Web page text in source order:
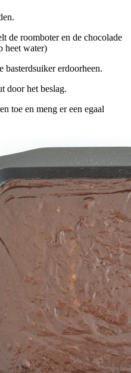
de roomboter en de chocolade
heet water)
basterdsuiker erdoorheen.
door het beslag.
toe en meng er een egaal